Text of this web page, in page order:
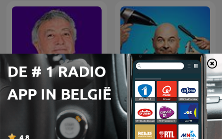
Les impostures de Jean-
Yves Lafesse
Cauet sur Europe 2